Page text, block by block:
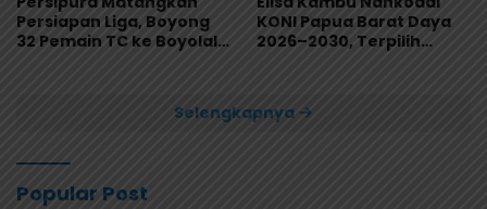
Persiapan Liga, Boyong
32 Pemain TC ke Boyolali
KONI Papua Barat Daya
2026–2030, Terpilih
Selengkapnya
Popular Post